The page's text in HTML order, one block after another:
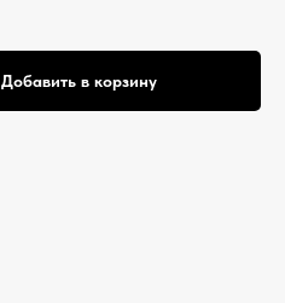
Добавить в корзину